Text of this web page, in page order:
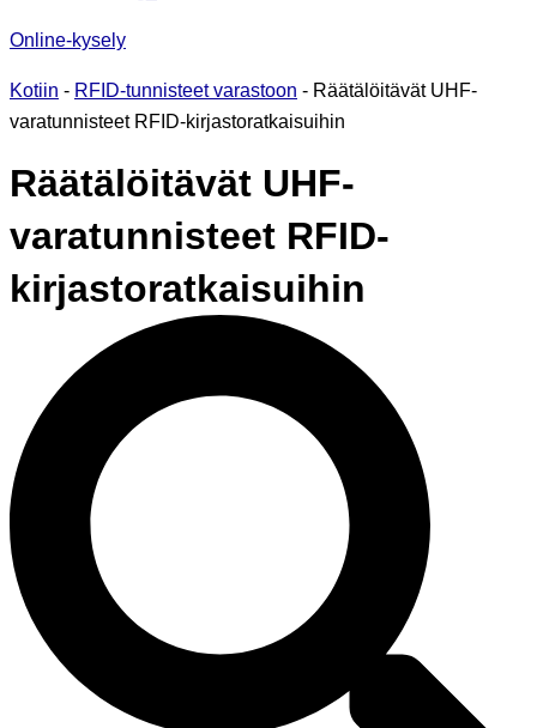
Online-kysely
Kotiin - RFID-tunnisteet varastoon - Räätälöitävät UHF-
varatunnisteet RFID-kirjastoratkaisuihin
Räätälöitävät UHF-
varatunnisteet RFID-
kirjastoratkaisuihin